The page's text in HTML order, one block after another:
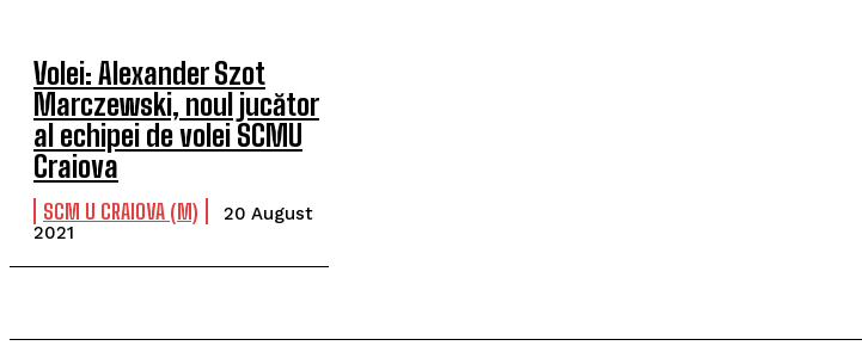
Volei: Alexander Szot
Marczewski, noul jucător
al echipei de volei SCMU
Craiova
SCM U CRAIOVA (M)
20 August
2021